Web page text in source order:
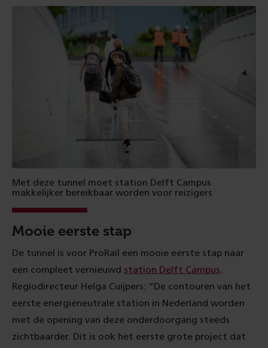
Met deze tunnel moet station Delft Campus
makkelijker bereikbaar worden voor reizigers
Mooie eerste stap
De tunnel is voor ProRail een mooie eerste stap naar
een compleet vernieuwd station Delft Campus
Regiodirecteur Helga Cuijpers: “De contouren van het
eerste energieneutrale station in Nederland worden
met de opening van deze onderdoorgang steeds
zichtbaarder. Dit is ook het eerste grote project dat